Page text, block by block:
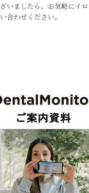
いましたら、お気軽にイ
合わせください。